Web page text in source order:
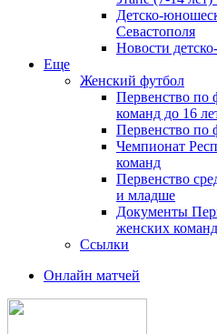
Детско-
Севастополя
Новости
Еще
Женский футбол
Первенство по
команд до 16
Первенство по
Чемпионат
команд
Первенство
и младше
Документы
женских команд
Ссылки
Онлайн матчей